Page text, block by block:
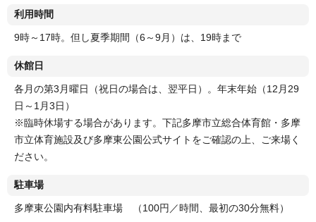
利用時間
9時～17時。但し夏季期間（6～9月）は、19時まで
休館日
各月の第3月曜日（祝日の場合は、翌平日）。年末年始（12月29
日～1月3日）
※臨時休場する場合があります。下記多摩市立総合体育館・多摩
市立体育施設及び多摩東公園公式サイトをご確認の上、ご来場く
ださい。
駐車場
多摩東公園内有料駐車場 （100円／時間、最初の30分無料）